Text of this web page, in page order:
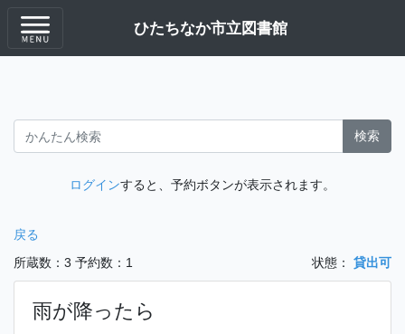
ひたちなか市立図書館
検索
ログインすると、予約ボタンが表示されます。
戻る
所蔵数：3 予約数：1 状態： 貸出可
雨が降ったら